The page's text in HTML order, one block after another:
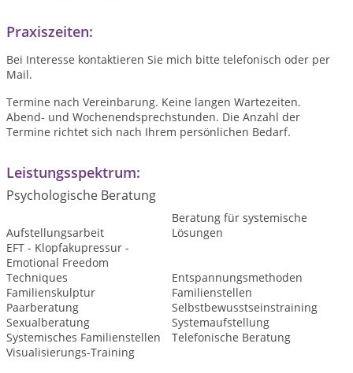
Praxiszeiten:
Bei Interesse kontaktieren Sie mich bitte telefonisch oder per
Mail.
Termine nach Vereinbarung. Keine langen Wartezeiten.
Abend- und Wochenendsprechstunden. Die Anzahl der
Termine richtet sich nach Ihrem persönlichen Bedarf.
Leistungsspektrum:
Psychologische Beratung
Aufstellungsarbeit
Beratung für systemische
Lösungen
EFT - Klopfakupressur -
Emotional Freedom
Techniques
Entspannungsmethoden
Familienskulptur
Familienstellen
Paarberatung
Selbstbewusstseinstraining
Sexualberatung
Systemaufstellung
Systemisches Familienstellen
Telefonische Beratung
Visualisierungs-Training